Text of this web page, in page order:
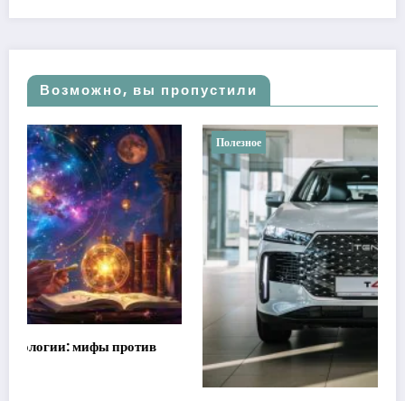
Возможно, вы пропустили
Полезное